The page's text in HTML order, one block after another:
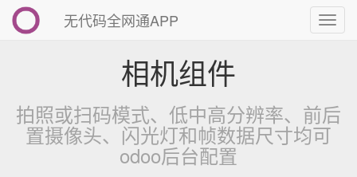
切
换
无代码全网通APP
相机组件
拍照或扫码模式、低中高分辨率、前后
置摄像头、闪光灯和帧数据尺寸均可
odoo后台配置